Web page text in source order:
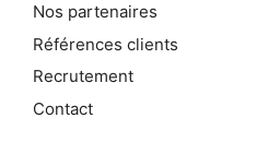
Nos partenaires
Références clients
Recrutement
Contact